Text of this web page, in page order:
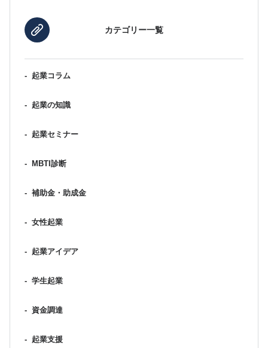
カテゴリー一覧
- 起業コラム
- 起業の知識
- 起業セミナー
- MBTI診断
- 補助金・助成金
- 女性起業
- 起業アイデア
- 学生起業
- 資金調達
- 起業支援